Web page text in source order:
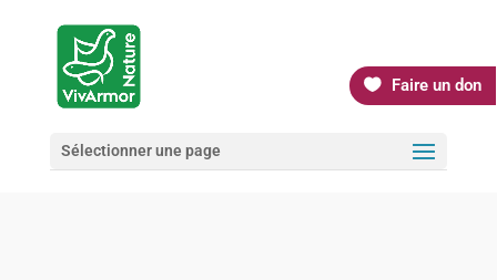
Faire un don
Sélectionner une page